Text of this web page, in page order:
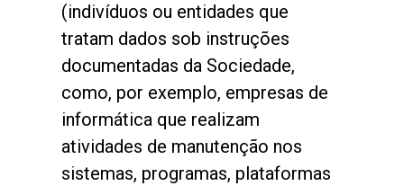
(indivíduos ou entidades que
tratam dados sob instruções
documentadas da Sociedade,
como, por exemplo, empresas de
informática que realizam
atividades de manutenção nos
sistemas, programas, plataformas